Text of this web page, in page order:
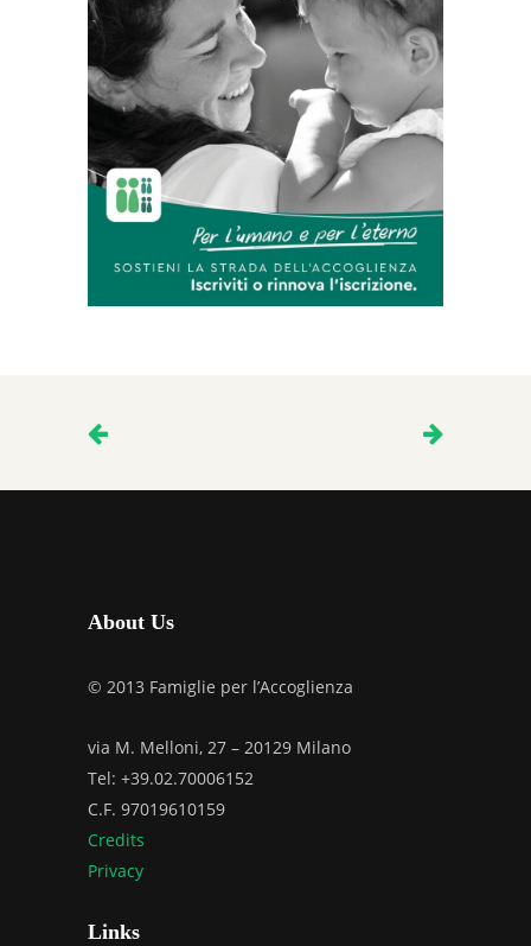
About Us
© 2013 Famiglie per l’Accoglienza
via M. Melloni, 27 – 20129 Milano
Tel: +39.02.70006152
C.F. 97019610159
Credits
Privacy
Links